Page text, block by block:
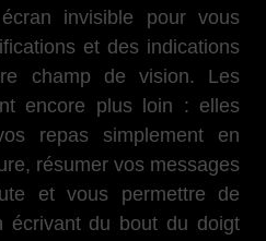
invisible pour vous
et des indications
champ de vision. Les
encore plus loin : elles
repas simplement en
résumer vos messages
et vous permettre de
écrivant du bout du doigt